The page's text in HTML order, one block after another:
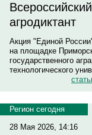
Всероссийский
агродиктант
Акция "Единой
на площадке
государственного
технологического
Регион сегодня
28 Мая 2026, 14:16